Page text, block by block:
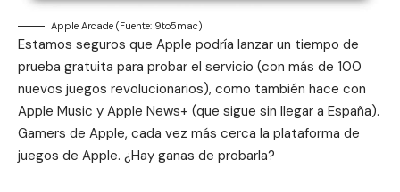
Apple Arcade (Fuente: 9to5mac)
Estamos seguros que Apple podría lanzar un tiempo de
prueba gratuita para probar el servicio (con más de 100
nuevos juegos revolucio­narios), como también hace con
Apple Music y Apple News+ (que sigue sin llegar a España).
Gamers de Apple, cada vez más cerca la plataforma de
juegos de Apple. ¿Hay ganas de probarla?